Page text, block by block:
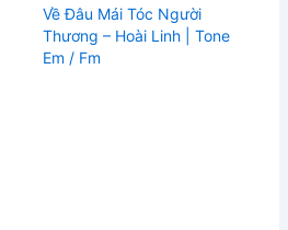
Về Đâu Mái Tóc Người
Thương – Hoài Linh | Tone
Em / Fm